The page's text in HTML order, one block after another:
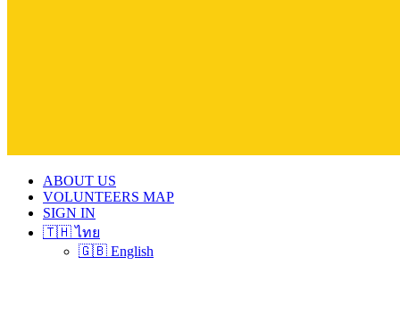
ABOUT US
VOLUNTEERS MAP
SIGN IN
🇹🇭 ไทย
🇬🇧 English